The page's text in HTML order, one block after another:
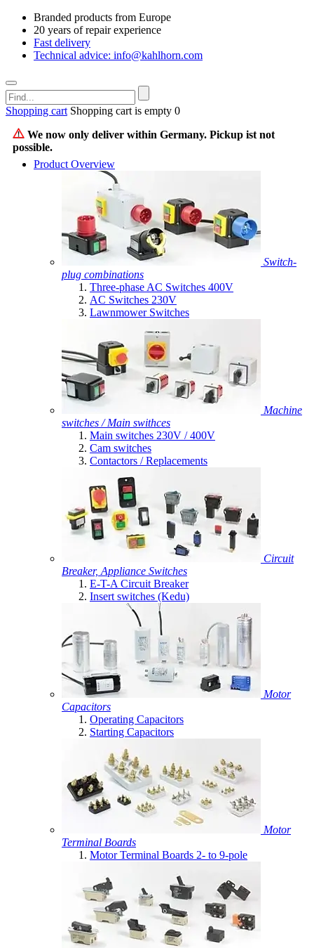
Branded products from Europe
20 years of repair experience
Fast delivery
Technical advice: info@kahlhorn.com
Shopping cart Shopping cart is empty 0
We now only deliver within Germany. Pickup ist not
possible.
Product Overview
Switch-
plug combinations
Three-phase AC Switches 400V
AC Switches 230V
Lawnmower Switches
Machine
switches / Main swithces
Main switches 230V / 400V
Cam switches
Contactors / Replacements
Circuit
Breaker, Appliance Switches
E-T-A Circuit Breaker
Insert switches (Kedu)
Motor
Capacitors
Operating Capacitors
Starting Capacitors
Motor
Terminal Boards
Motor Terminal Boards 2- to 9-pole